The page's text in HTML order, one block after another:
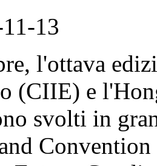
13
l'ottava
(CIIE) e
svolti in
Convention